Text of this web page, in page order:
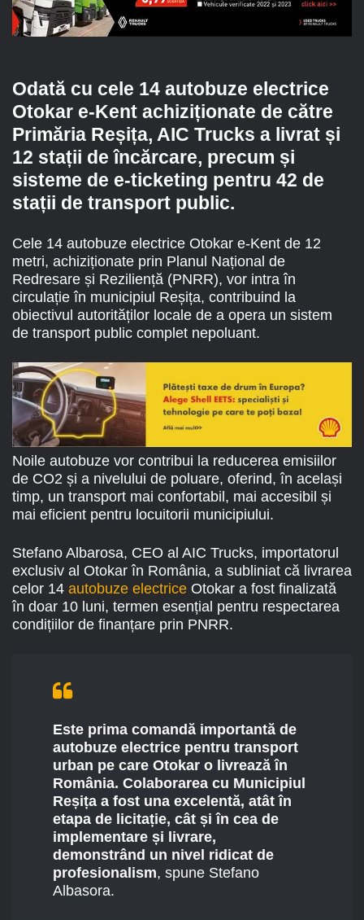
Odată cu cele 14 autobuze electrice
Otokar e-Kent achiziționate de către
Primăria Reșița, AIC Trucks a livrat și
12 stații de încărcare, precum și
sisteme de e-ticketing pentru 42 de
stații de transport public.
Cele 14 autobuze electrice Otokar e-Kent de 12
metri, achiziționate prin Planul Național de
Redresare și Reziliență (PNRR), vor intra în
circulație în municipiul Reșița, contribuind la
obiectivul autorităților locale de a opera un sistem
de transport public complet nepoluant.
Noile autobuze vor contribui la reducerea emisiilor
de CO2 și a nivelului de poluare, oferind, în același
timp, un transport mai confortabil, mai accesibil și
mai eficient pentru locuitorii municipiului.
Stefano Albarosa, CEO al AIC Trucks, importatorul
exclusiv al Otokar în România, a subliniat că livrarea
celor 14 autobuze electrice Otokar a fost finalizată
în doar 10 luni, termen esențial pentru respectarea
condițiilor de finanțare prin PNRR.
Este prima comandă importantă de
autobuze electrice pentru transport
urban pe care Otokar o livrează în
România. Colaborarea cu Municipiul
Reșița a fost una excelentă, atât în
etapa de licitație, cât și în cea de
implementare și livrare,
demonstrând un nivel ridicat de
profesionalism, spune Stefano
Albasora.